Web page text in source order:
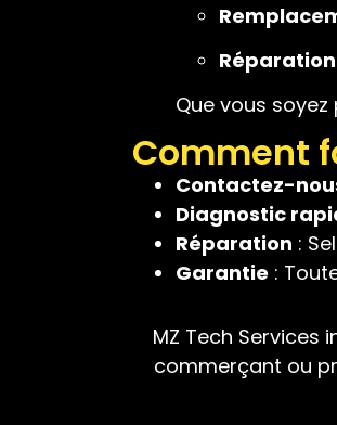
Que vous
Comment
Contactez-
Diagnostic
Réparation :
Garantie :
MZ Tech Services
commerçant ou